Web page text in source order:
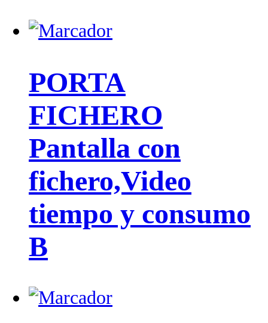
PORTA
FICHERO
Pantalla con
fichero,Video
tiempo y consumo
B